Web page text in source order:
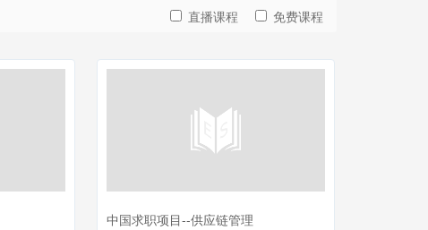
直播课程 免费课程
中国求职项目--供应链管理